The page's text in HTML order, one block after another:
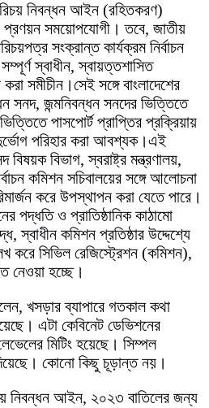
নিবন্ধন আইন (রহিতকরণ)
সময়োপযোগী। তবে, জাতীয়
সংক্রান্ত কার্যক্রম নির্বাচন
স্বাধীন, স্বায়ত্তশাসিত
করা সমীচীন।সেই সঙ্গে বাংলাদেশের
সনদ, জন্মনিবন্ধন সনদের ভিত্তিতে
পাসপোর্ট প্রাপ্তির প্রক্রিয়ায়
পরিহার করা আবশ্যক।এই
বিভাগ, স্বরাষ্ট্র মন্ত্রণালয়,
কমিশন সচিবালয়ের সঙ্গে আলোচনা
করে উপস্থাপন করা যেতে পারে।
পদ্ধতি ও প্রাতিষ্ঠানিক কাঠামো
স্বাধীন কমিশন প্রতিষ্ঠার উদ্দেশ্যে
করে সিভিল রেজিস্ট্রেশন (কমিশন),
নেওয়া হচ্ছে।
খসড়ার ব্যাপারে গতকাল কথা
এটা কেবিনেট ডেভিশনের
মিটিং হয়েছে। সিম্পল
কোনো কিছু চূড়ান্ত নয়।
নিবন্ধন আইন, ২০২৩ বাতিলের জন্য